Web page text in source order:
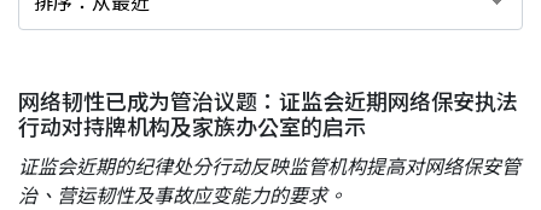
社区投入
应届毕业生招聘
网络韧性已成为管治议题：证监会近期网络保安执法
行动对持牌机构及家族办公室的启示
证监会近期的纪律处分行动反映监管机构提高对网络保安管
治、营运韧性及事故应变能力的要求。